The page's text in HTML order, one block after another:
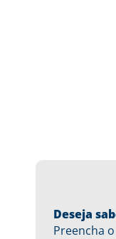
Deseja
Preencha